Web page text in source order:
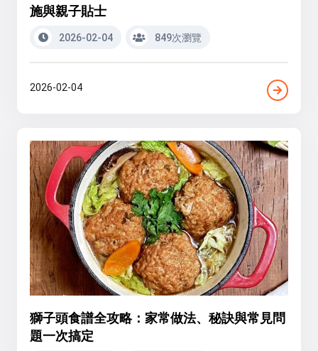
施與親子貼士
2026-02-04 849次瀏覽
2026-02-04
獅子頭食譜全攻略：家常做法、秘訣與常見問
題一次搞定